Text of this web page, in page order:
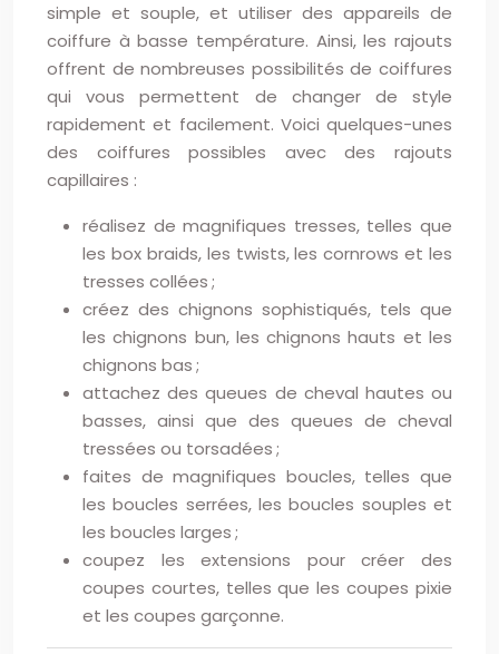
simple et souple, et utiliser des appareils de
coiffure à basse température. Ainsi, les rajouts
offrent de nombreuses possibilités de coiffures
qui vous permettent de changer de style
rapidement et facilement. Voici quelques-unes
des coiffures possibles avec des rajouts
capillaires :
réalisez de magnifiques tresses, telles que
les box braids, les twists, les cornrows et les
tresses collées ;
créez des chignons sophistiqués, tels que
les chignons bun, les chignons hauts et les
chignons bas ;
attachez des queues de cheval hautes ou
basses, ainsi que des queues de cheval
tressées ou torsadées ;
faites de magnifiques boucles, telles que
les boucles serrées, les boucles souples et
les boucles larges ;
coupez les extensions pour créer des
coupes courtes, telles que les coupes pixie
et les coupes garçonne.